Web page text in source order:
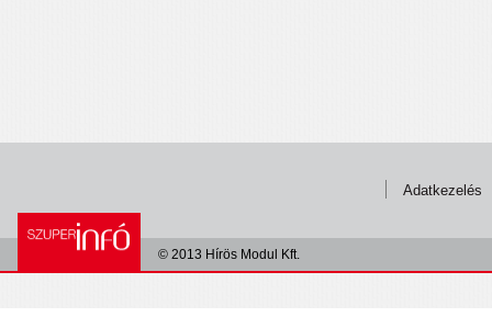
Adatkezelés
© 2013 Hírös Modul Kft.